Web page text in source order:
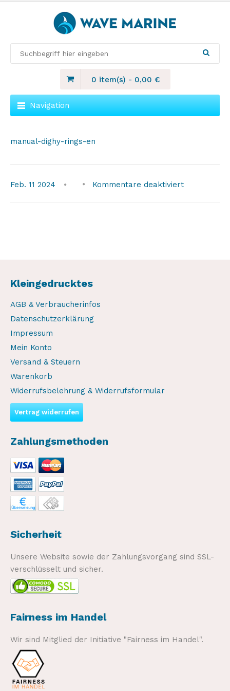
0 item(s) - 0,00 €
Navigation
manual-dighy-rings-en
Feb. 11 2024 Kommentare deaktiviertfür
Kleingedrucktes
AGB & Verbraucherinfos
Datenschutzerklärung
Impressum
Mein Konto
Versand & Steuern
Warenkorb
Widerrufsbelehrung & Widerrufsformular
Vertrag widerrufen
Zahlungsmethoden
Sicherheit
Unsere Website sowie der Zahlungsvorgang sind SSL-
verschlüsselt und sicher.
Fairness im Handel
Wir sind Mitglied der Initiative "Fairness im Handel".